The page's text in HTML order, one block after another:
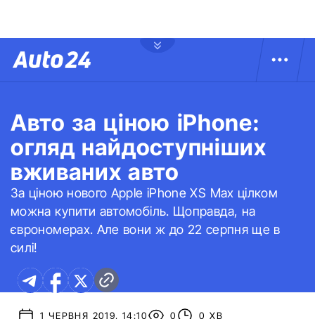
Авто за ціною iPhone:
огляд найдоступніших
вживаних авто
За ціною нового Apple iPhone XS Max цілком
можна купити автомобіль. Щоправда, на
єврономерах. Але вони ж до 22 серпня ще в
силі!
1 ЧЕРВНЯ 2019, 14:10 0 0 ХВ